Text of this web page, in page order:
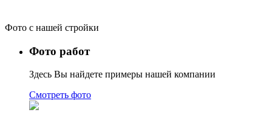
Фото с нашей стройки
Фото работ
Здесь Вы найдете примеры нашей компании
Смотреть фото